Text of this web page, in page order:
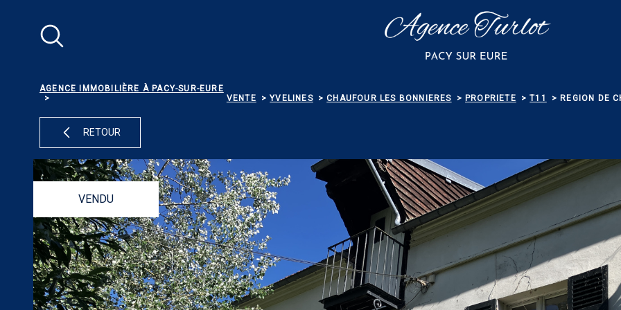
AGENCE IMMOBILIÈRE À PACY-SUR-EURE
VENTE
YVELINES CHAUFOUR LES BONNIERES PROPRIETE T11 REGION DE
RETOUR
VENDU